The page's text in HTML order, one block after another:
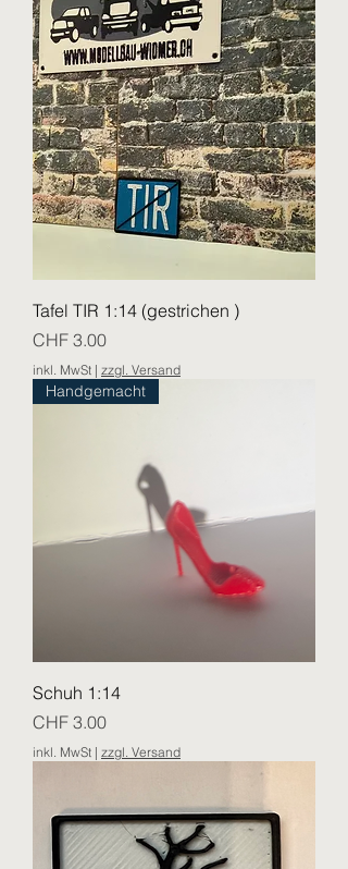
Tafel TIR 1:14 (gestrichen )
Preis
CHF 3.00
inkl. MwSt | zzgl. Versand
Handgemacht
Schuh 1:14
Preis
CHF 3.00
inkl. MwSt | zzgl. Versand